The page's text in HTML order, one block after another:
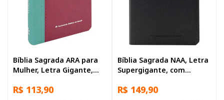
Bíblia Sagrada ARA para
Mulher, Letra Gigante,
Sintético Rosa Duotone
R$ 113,90
Bíblia Sagrada NAA, Letra
Supergigante, com
destacadas, com mapa,
R$ 149,90